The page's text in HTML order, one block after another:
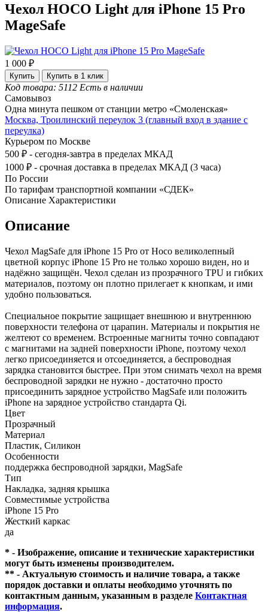
Чехол HOCO Light для iPhone 15 Pro
MageSafe
1 000 ₽
Купить Купить в 1 клик
Код товара: 5112 Есть в наличии
Самовывоз
Одна минута пешком от станции метро «Смоленская»
Москва, Троилинский переулок 3 (главный вход в здание с
переулка)
Курьером по Москве
500 ₽ - сегодня-завтра в пределах МКАД
1000 ₽ - срочная доставка в пределах МКАД (3 часа)
По России
По тарифам транспортной компании «СДЕК»
Описание Характеристики
Описание
Чехол MagSafe для iPhone 15 Pro от Hoco великолепный
цветной корпус iPhone 15 Pro не только хорошо виден, но и
надёжно защищён. Чехол сделан из прозрачного TPU и гибких
материалов, поэтому он плотно прилегает к кнопкам, и ими
удобно пользоваться.
Специальное покрытие защищает внешнюю и внутреннюю
поверхности телефона от царапин. Материалы и покрытия не
желтеют со временем. Встроенные магниты точно совпадают
с магнитами на задней поверхности iPhone, поэтому чехол
легко присоединяется и отсоединяется, а беспроводная
зарядка становится быстрее. При этом снимать чехол на время
беспроводной зарядки не нужно - достаточно просто
присоединить зарядное устройство MagSafe или положить
iPhone на зарядное устройство стандарта Qi.
Цвет
Прозрачный
Материал
Пластик, Силикон
Особенности
поддержка беспроводной зарядки, MagSafe
Тип
Накладка, задняя крышка
Совместимые устройства
iPhone 15 Pro
Жесткий каркас
да
* - Изображение, описание и технические характеристики
могут быть изменены производителем.
** - Актуальную стоимость и наличие товара, а также
порядок доставки и оплаты необходимо уточнять по
контактным данным, указанным в разделе Контактная
информация.